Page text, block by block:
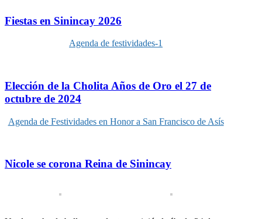
Fiestas en Sinincay 2026
Agenda de festividades-1
Elección de la Cholita Años de Oro el 27 de
octubre de 2024
Agenda de Festividades en Honor a San Francisco de Asís
Nicole se corona Reina de Sinincay